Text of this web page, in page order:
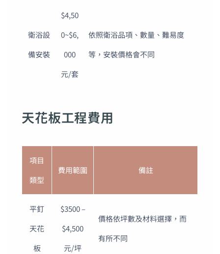
衛浴設
備安裝
$4,50
0~$6,
000
元/套
依照衛浴品項、數量、難易度
等，安裝價格會不同
天花板工程費用
項目
類型
費用範圍 備註
平釘
天花
板
$3500 –
$4,500
元/坪
價格依坪數及材料選擇，而
有所不同